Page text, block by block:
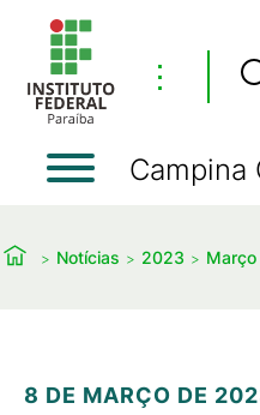
⋮
Campina
Notícias 2023
8 DE MARÇO DE